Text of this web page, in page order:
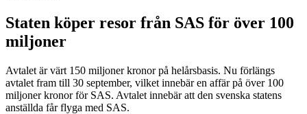
Staten köper resor från SAS för över 100
miljoner
Avtalet är värt 150 miljoner kronor på helårsbasis. Nu förlängs
avtalet fram till 30 september, vilket innebär en affär på över 100
miljoner kronor för SAS. Avtalet innebär att den svenska statens
anställda får flyga med SAS.